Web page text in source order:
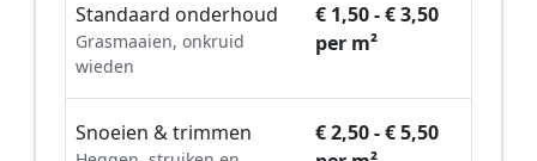
Standaard onderhoud
Grasmaaien, onkruid
wieden
€ 1,50 - € 3,50
per m²
Snoeien & trimmen
€ 2,50 - € 5,50